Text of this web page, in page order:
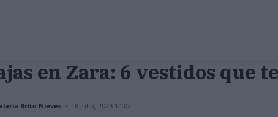
en Zara: 6 vestidos que
Brito Nieves - 18 julio, 2023 14:02